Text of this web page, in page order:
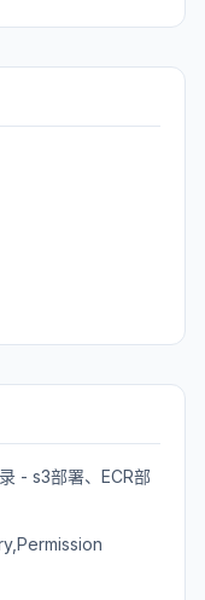
- s3部署、ECR部